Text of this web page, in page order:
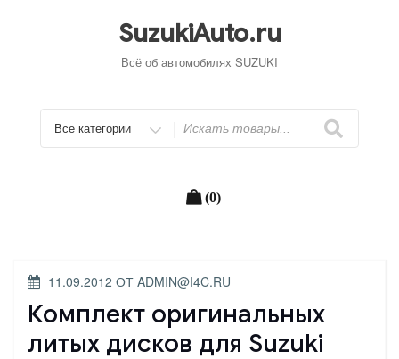
SuzukiAuto.ru
Всё об автомобилях SUZUKI
Искать
(0)
ОПУБЛИКОВАНО
11.09.2012 ОТ ADMIN@I4C.RU
Комплект оригинальных
литых дисков для Suzuki